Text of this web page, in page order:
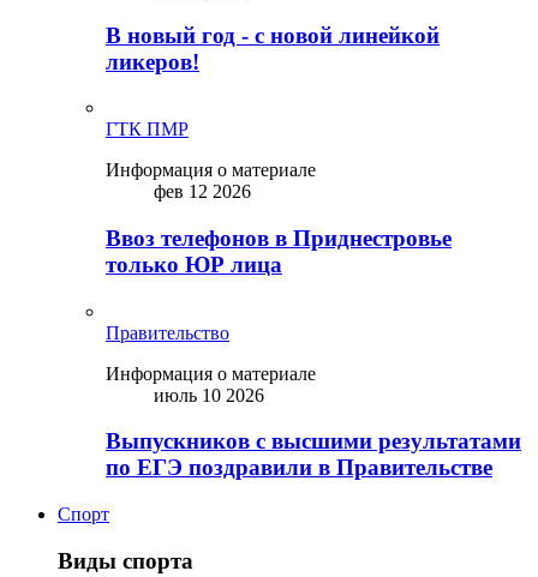
В новый год - с новой линейкой
ликepoв!
ГТК ПМР
Информация о материале
фев 12 2026
Ввоз телефонов в Приднестровье
только ЮР лица
Правительство
Информация о материале
июль 10 2026
Выпускников с высшими результатами
по ЕГЭ поздравили в Правительстве
Спорт
Виды спорта